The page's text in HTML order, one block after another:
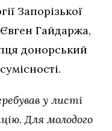
Запорізької
Євген Гайдаржа,
донорський
у листі
Для молодого